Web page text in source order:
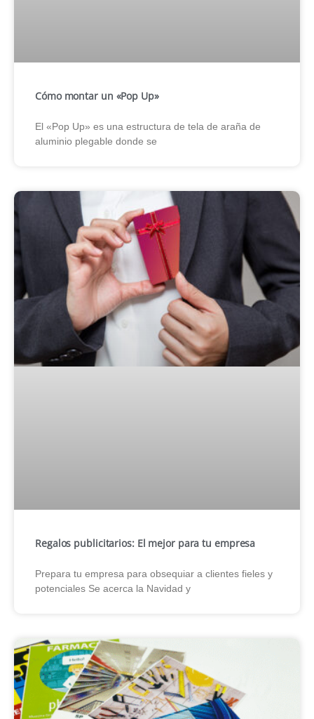
Cómo montar un «Pop Up»
El «Pop Up» es una estructura de tela de araña de
aluminio plegable donde se
Regalos publicitarios: El mejor para tu empresa
Prepara tu empresa para obsequiar a clientes fieles y
potenciales Se acerca la Navidad y